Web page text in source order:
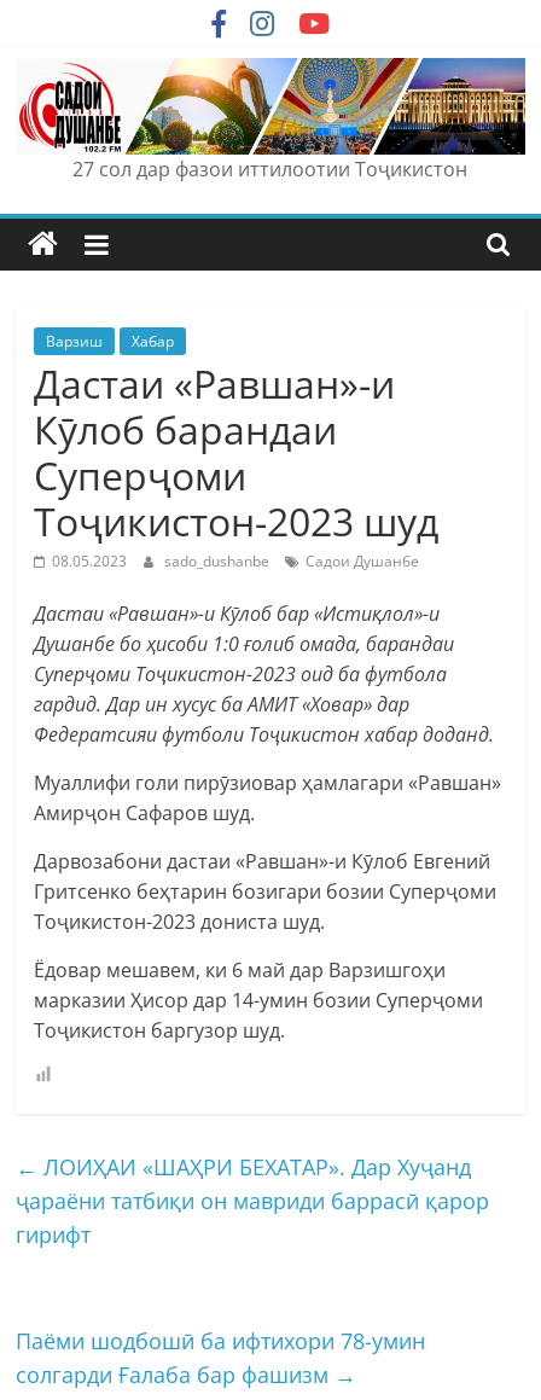
content
27 сол дар фазои иттилоотии Тоҷикистон
Варзиш Хабар
Дастаи «Равшан»-и
Кӯлоб барандаи
Суперҷоми
Тоҷикистон-2023 шуд
08.05.2023 sado_dushanbe Садои Душанбе
Дастаи «Равшан»-и Кӯлоб бар «Истиқлол»-и
Душанбе бо ҳисоби 1:0 ғолиб омада, барандаи
Суперҷоми Тоҷикистон-2023 оид ба футбола
гардид. Дар ин хусус ба АМИТ «Ховар» дар
Федератсияи футболи Тоҷикистон хабар доданд.
Муаллифи голи пирӯзиовар ҳамлагари «Равшан»
Амирҷон Сафаров шуд.
Дарвозабони дастаи «Равшан»-и Кӯлоб Евгений
Гритсенко беҳтарин бозигари бозии Суперҷоми
Тоҷикистон-2023 дониста шуд.
Ёдовар мешавем, ки 6 май дар Варзишгоҳи
марказии Ҳисор дар 14-умин бозии Суперҷоми
Тоҷикистон баргузор шуд.
← ЛОИҲАИ «ШАҲРИ БЕХАТАР». Дар Хуҷанд
ҷараёни татбиқи он мавриди баррасӣ қарор
гирифт
Паёми шодбошӣ ба ифтихори 78-умин
солгарди Ғалаба бар фашизм →